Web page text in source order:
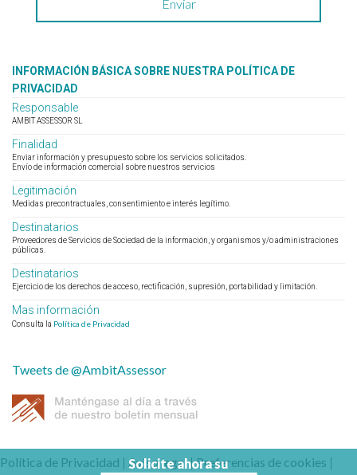
Solicite ahora su
INFORMACIÓN BÁSICA SOBRE NUESTRA POLÍTICA DE
PRIVACIDAD
Responsable
AMBIT ASSESSOR SL
Finalidad
Enviar información y presupuesto sobre los servicios solicitados.
Envío de información comercial sobre nuestros servicios
Legitimación
Medidas precontractuales, consentimiento e interés legítimo.
Destinatarios
Proveedores de Servicios de Sociedad de la información, y organismos y/o administraciones
públicas.
Destinatarios
Ejercicio de los derechos de acceso, rectificación, supresión, portabilidad y limitación.
Mas información
Consulta la Política de Privacidad
Tweets de @AmbitAssessor
Política de Privacidad | Aviso legal|Preferencias de cookies |